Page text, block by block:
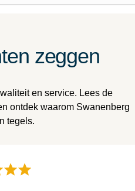
zeggen
en service. Lees de
ontdek waarom Swanenberg
tegels.